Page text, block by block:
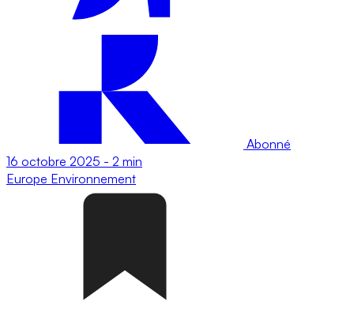
Abonné
16 octobre 2025 - 2 min
Europe Environnement